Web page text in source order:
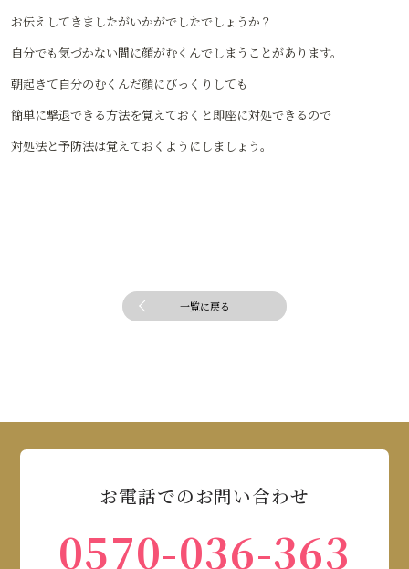
お伝えしてきましたがいかがでしたでしょうか？
自分でも気づかない間に顔がむくんでしまうことがあります。
朝起きて自分のむくんだ顔にびっくりしても
簡単に撃退できる方法を覚えておくと即座に対処できるので
対処法と予防法は覚えておくようにしましょう。
一覧に戻る
お電話でのお問い合わせ
0570-036-363